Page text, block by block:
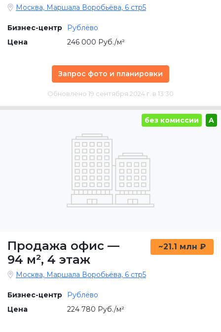
Москва, Маршала Воробьёва, 6 стр5
Бизнес-центр
Рублёво
Цена
246 000 Руб./м²
Запрос фото и планировки
Обновлено 19 сентября 2024 г. в 13:30
без комиссии A
Продажа офис —
94 м², 4 этаж
~21.1 млн ₽
Москва, Маршала Воробьёва, 6 стр5
Бизнес-центр
Рублёво
Цена
224 780 Руб./м²